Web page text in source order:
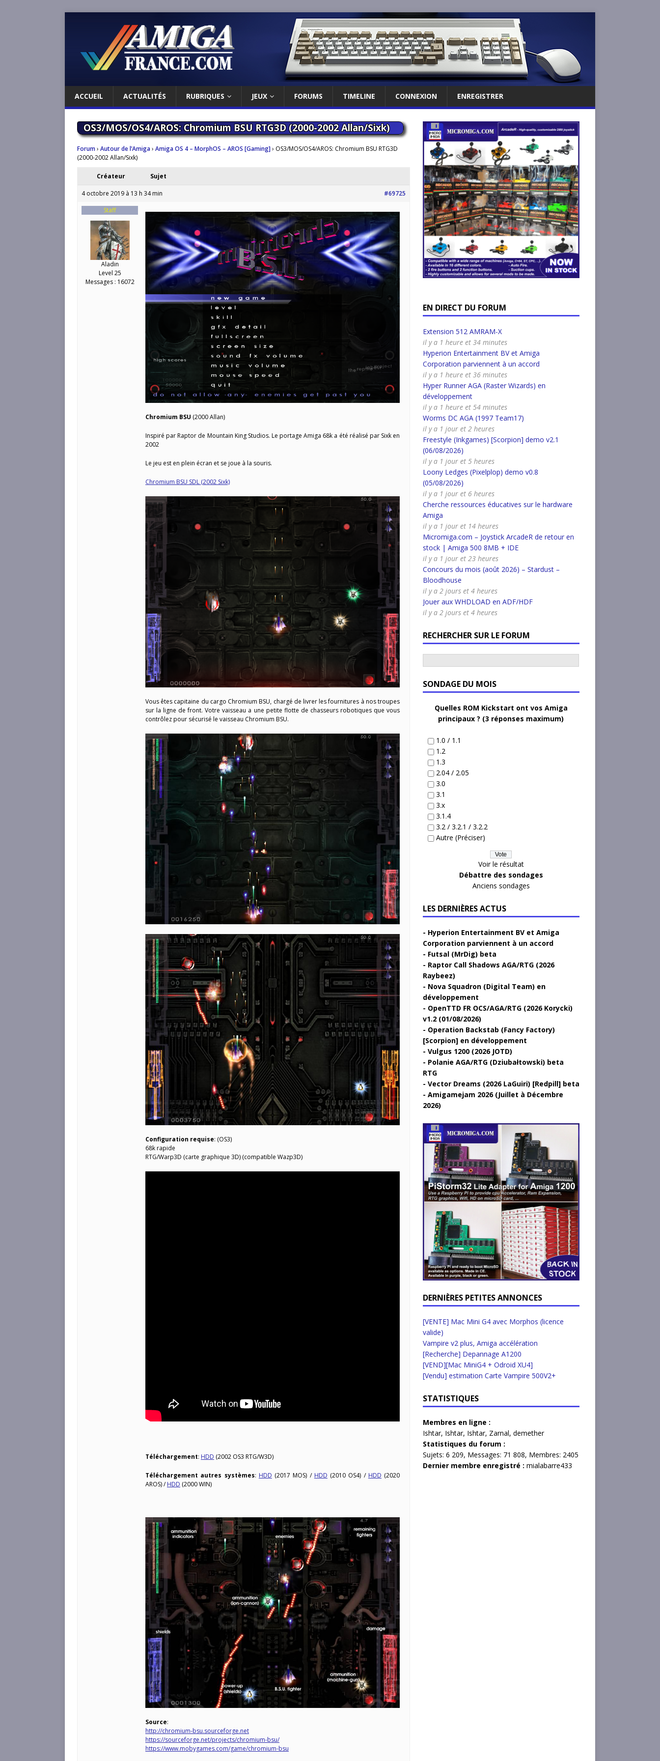
ACCUEIL ACTUALITÉS RUBRIQUES JEUX FORUMS TIMELINE CONNEXION ENREGISTRER
OS3/MOS/OS4/AROS: Chromium BSU RTG3D (2000-2002 Allan/Sixk)
Forum› Autour de l’Amiga› Amiga OS 4 – MorphOS – AROS [Gaming]› OS3/MOS/OS4/AROS: Chromium BSU RTG3D
(2000-2002 Allan/Sixk)
Créateur Sujet
4 octobre 2019 à 13 h 34 min
#69725
Staff
Aladin
Level 25
Messages : 16072
Chromium BSU (2000 Allan)
Inspiré par Raptor de Mountain King Studios. Le portage Amiga 68k a été réalisé par Sixk en
2002
Le jeu est en plein écran et se joue à la souris.
Chromium BSU SDL (2002 Sixk)
Vous êtes capitaine du cargo Chromium BSU, chargé de livrer les fournitures à nos troupes
sur la ligne de front. Votre vaisseau a une petite flotte de chasseurs robotiques que vous
contrôlez pour sécurisé le vaisseau Chromium BSU.
Configuration requise: (OS3)
68k rapide
RTG/Warp3D (carte graphique 3D) (compatible Wazp3D)
Téléchargement: HDD (2002 OS3 RTG/W3D)
Téléchargement autres systèmes: HDD (2017 MOS) / HDD (2010 OS4) / HDD (2020
AROS) /HDD (2000 WIN)
Source:
http://chromium-bsu.sourceforge.net
https://sourceforge.net/projects/chromium-bsu/
https://www.mobygames.com/game/chromium-bsu
EN DIRECT DU FORUM
Extension 512 AMRAM-X
il y a 1 heure et 34 minutes
Hyperion Entertainment BV et Amiga
Corporation parviennent à un accord
il y a 1 heure et 36 minutes
Hyper Runner AGA (Raster Wizards) en
développement
il y a 1 heure et 54 minutes
Worms DC AGA (1997 Team17)
il y a 1 jour et 2 heures
Freestyle (Inkgames) [Scorpion] demo v2.1
(06/08/2026)
il y a 1 jour et 5 heures
Loony Ledges (Pixelplop) demo v0.8
(05/08/2026)
il y a 1 jour et 6 heures
Cherche ressources éducatives sur le hardware
Amiga
il y a 1 jour et 14 heures
Micromiga.com – Joystick ArcadeR de retour en
stock | Amiga 500 8MB + IDE
il y a 1 jour et 23 heures
Concours du mois (août 2026) – Stardust –
Bloodhouse
il y a 2 jours et 4 heures
Jouer aux WHDLOAD en ADF/HDF
il y a 2 jours et 4 heures
RECHERCHER SUR LE FORUM
SONDAGE DU MOIS
Quelles ROM Kickstart ont vos Amiga
principaux ? (3 réponses maximum)
1.0 / 1.1
1.2
1.3
2.04 / 2.05
3.0
3.1
3.x
3.1.4
3.2 / 3.2.1 / 3.2.2
Autre (Préciser)
Voir le résultat
Débattre des sondages
Anciens sondages
LES DERNIÈRES ACTUS
Hyperion Entertainment BV et Amiga
Corporation parviennent à un accord
Futsal (MrDig) beta
Raptor Call Shadows AGA/RTG (2026
Raybeez)
Nova Squadron (Digital Team) en
développement
OpenTTD FR OCS/AGA/RTG (2026 Korycki)
v1.2 (01/08/2026)
Operation Backstab (Fancy Factory)
[Scorpion] en développement
Vulgus 1200 (2026 JOTD)
Polanie AGA/RTG (Dziubałtowski) beta
RTG
Vector Dreams (2026 LaGuiri) [Redpill] beta
Amigamejam 2026 (Juillet à Décembre
2026)
DERNIÈRES PETITES ANNONCES
[VENTE] Mac Mini G4 avec Morphos (licence
valide)
Vampire v2 plus, Amiga accélération
[Recherche] Depannage A1200
[VEND][Mac MiniG4 + Odroid XU4]
[Vendu] estimation Carte Vampire 500V2+
STATISTIQUES
Membres en ligne :
Ishtar, Ishtar, Ishtar, Zarnal, demether
Statistiques du forum :
Sujets: 6 209, Messages: 71 808, Membres: 2405
Dernier membre enregistré : mialabarre433